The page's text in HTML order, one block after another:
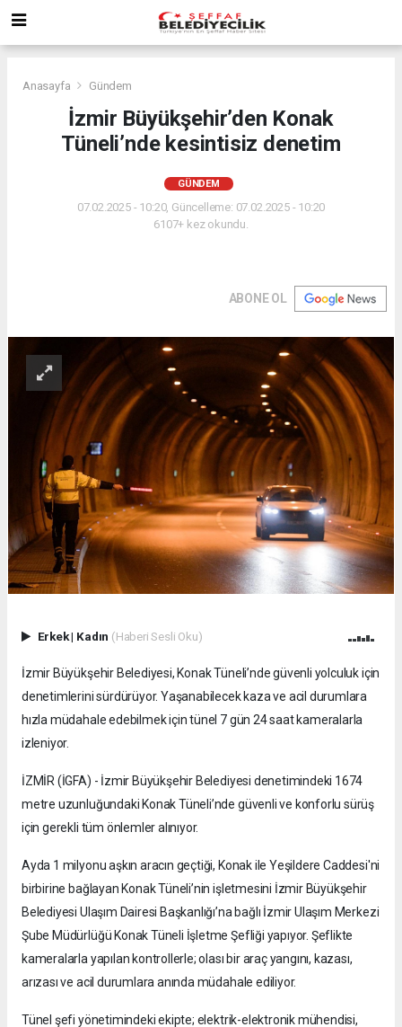
Anasayfa Gündem
İzmir Büyükşehir’den Konak
Tüneli’nde kesintisiz denetim
GÜNDEM
07.02.2025 - 10:20, Güncelleme: 07.02.2025 - 10:20
6107+ kez okundu.
ABONE OL
Erkek| Kadın (Haberi Sesli Oku)
İzmir Büyükşehir Belediyesi, Konak Tüneli’nde güvenli yolculuk için
denetimlerini sürdürüyor. Yaşanabilecek kaza ve acil durumlara
hızla müdahale edebilmek için tünel 7 gün 24 saat kameralarla
izleniyor.
İZMİR (İGFA) - İzmir Büyükşehir Belediyesi denetimindeki 1674
metre uzunluğundaki Konak Tüneli’nde güvenli ve konforlu sürüş
için gerekli tüm önlemler alınıyor.
Ayda 1 milyonu aşkın aracın geçtiği, Konak ile Yeşildere Caddesi'ni
birbirine bağlayan Konak Tüneli’nin işletmesini İzmir Büyükşehir
Belediyesi Ulaşım Dairesi Başkanlığı’na bağlı İzmir Ulaşım Merkezi
Şube Müdürlüğü Konak Tüneli İşletme Şefliği yapıyor. Şeflikte
kameralarla yapılan kontrollerle; olası bir araç yangını, kazası,
arızası ve acil durumlara anında müdahale ediliyor.
Tünel şefi yönetimindeki ekipte; elektrik-elektronik mühendisi,